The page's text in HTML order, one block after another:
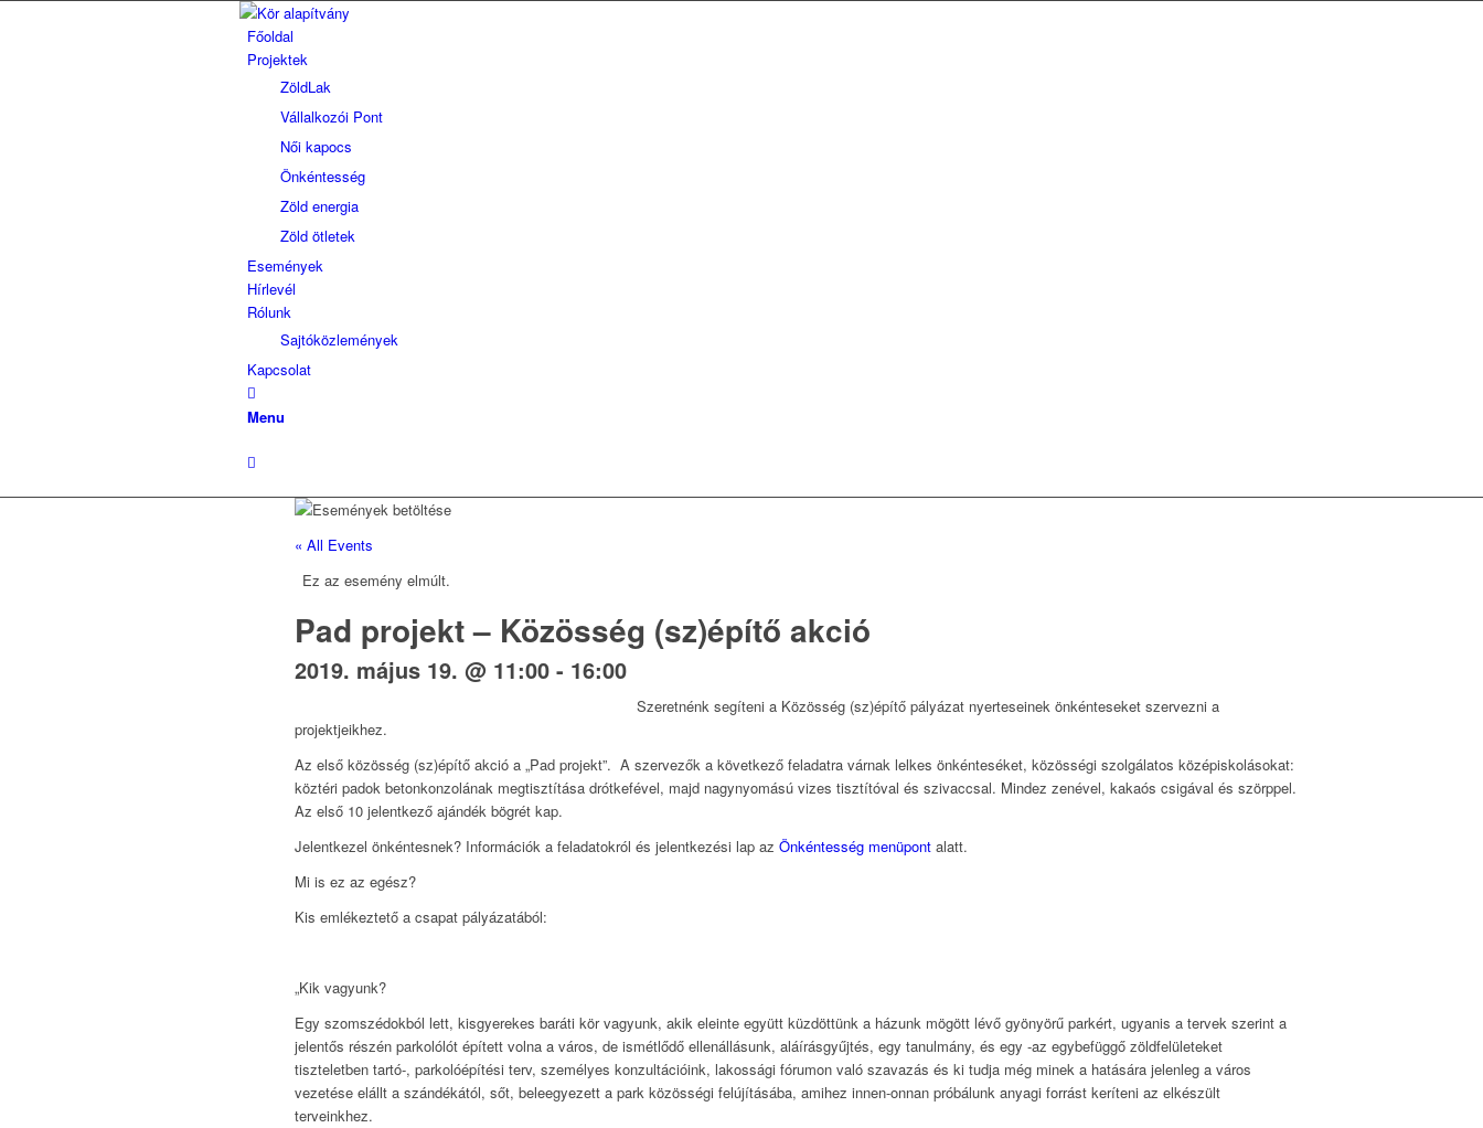
Főoldal
Projektek
ZöldLak
Vállalkozói Pont
Női kapocs
Önkéntesség
Zöld energia
Zöld ötletek
Események
Hírlevél
Rólunk
Sajtóközlemények
Kapcsolat
Menu
« All Events
Ez az esemény elmúlt.
Pad projekt – Közösség (sz)építő akció
2019. május 19. @ 11:00 - 16:00
Szeretnénk segíteni a Közösség (sz)építő pályázat nyerteseinek önkénteseket szervezni a
projektjeikhez.
Az első közösség (sz)építő akció a „Pad projekt”. A szervezők a következő feladatra várnak lelkes önkénteséket, közösségi szolgálatos középiskolásokat:
köztéri padok betonkonzolának megtisztítása drótkefével, majd nagynyomású vizes tisztítóval és szivaccsal. Mindez zenével, kakaós csigával és szörppel.
Az első 10 jelentkező ajándék bögrét kap.
Jelentkezel önkéntesnek? Információk a feladatokról és jelentkezési lap az Önkéntesség menüpont alatt.
Mi is ez az egész?
Kis emlékeztető a csapat pályázatából:
„Kik vagyunk?
Egy szomszédokból lett, kisgyerekes baráti kör vagyunk, akik eleinte együtt küzdöttünk a házunk mögött lévő gyönyörű parkért, ugyanis a tervek szerint a
jelentős részén parkolólót épített volna a város, de ismétlődő ellenállásunk, aláírásgyűjtés, egy tanulmány, és egy -az egybefüggő zöldfelületeket
tiszteletben tartó-, parkolóépítési terv, személyes konzultációink, lakossági fórumon való szavazás és ki tudja még minek a hatására jelenleg a város
vezetése elállt a szándékától, sőt, beleegyezett a park közösségi felújításába, amihez innen-onnan próbálunk anyagi forrást keríteni az elkészült
terveinkhez.